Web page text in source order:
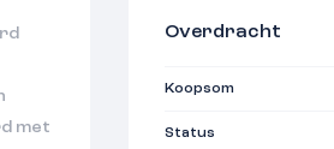
met
Overdracht
Koopsom
Status